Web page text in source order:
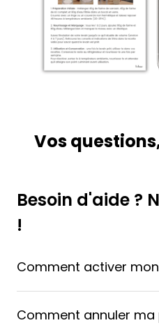
Vos
Besoin d'aide ?
!
Comment activer
Comment annuler ma